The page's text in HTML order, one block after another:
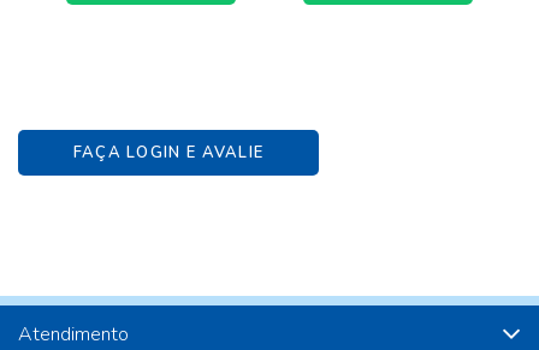
FAÇA LOGIN E AVALIE
Atendimento